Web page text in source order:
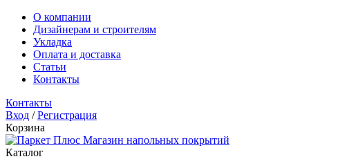
О компании
Дизайнерам и строителям
Укладка
Оплата и доставка
Статьи
Контакты
Контакты
Вход /Регистрация
Корзина
Магазин напольных покрытий
Каталог